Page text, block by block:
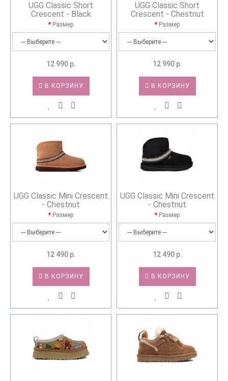
UGG Classic Short
Crescent - Black
Размер
12 990 р.
В КОРЗИНУ
UGG Classic Short
Crescent - Chestnut
Размер
12 990 р.
В КОРЗИНУ
UGG Classic Mini Crescent
- Chestnut
Размер
12 490 р.
В КОРЗИНУ
UGG Classic Mini Crescent
- Chestnut
Размер
12 490 р.
В КОРЗИНУ